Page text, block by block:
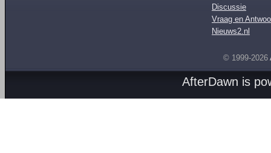
Discussie
Vraag en
Nieuws2.nl
© 1999-2026
AfterDawn is